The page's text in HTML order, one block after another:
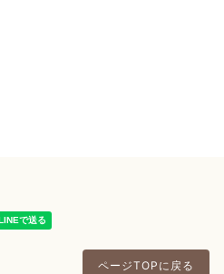
ページTOPに戻る